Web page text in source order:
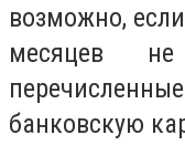
возможно,
месяцев не
банковскую